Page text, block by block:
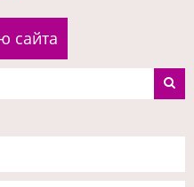
сайта